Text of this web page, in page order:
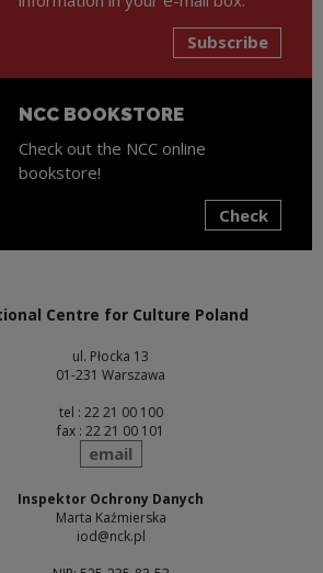
Subscribe
NCC BOOKSTORE
Check out the NCC online
bookstore!
Check
Centre for Culture Poland
ul. Płocka 13
01-231 Warszawa
tel : 22 21 00 100
fax : 22 21 00 101
send
email
Inspektor Ochrony Danych
Marta Kaźmierska
iod@nck.pl